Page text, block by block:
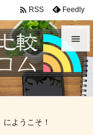


メニュ

 RSS Feedly
にようこそ！